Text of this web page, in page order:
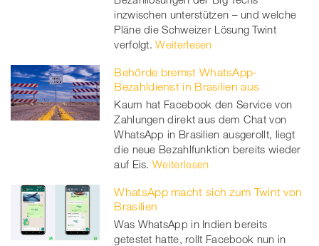
inzwischen unterstützen – und welche
Pläne die Schweizer Lösung Twint
verfolgt. Weiterlesen
Behörde bremst WhatsApp-
Bezahldienst in Brasilien aus
Kaum hat Facebook den Service von
Zahlungen direkt aus dem Chat von
WhatsApp in Brasilien ausgerollt, liegt
die neue Bezahlfunktion bereits wieder
auf Eis. Weiterlesen
WhatsApp macht sich zum Twint von
Brasilien
Was WhatsApp in Indien bereits
getestet hatte, rollt Facebook nun in